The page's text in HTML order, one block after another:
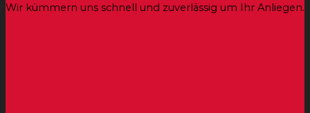
Wir kümmern uns schnell und zuverlässig um Ihr Anliegen.